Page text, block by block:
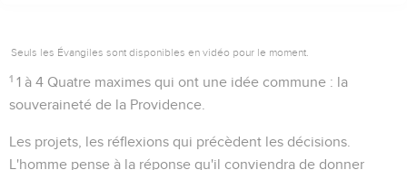
Seuls les Évangiles sont disponibles en vidéo pour le moment.
1 1 à 4 Quatre maximes qui ont une idée commune : la
souveraineté de la Providence.
Les projets , les réflexions qui précèdent les décisions.
L'homme pense à la réponse qu'il conviendra de donner